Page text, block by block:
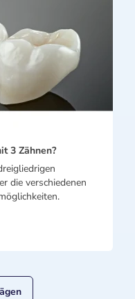
3 Zähnen?
die verschiedenen